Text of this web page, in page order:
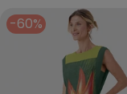
-60%